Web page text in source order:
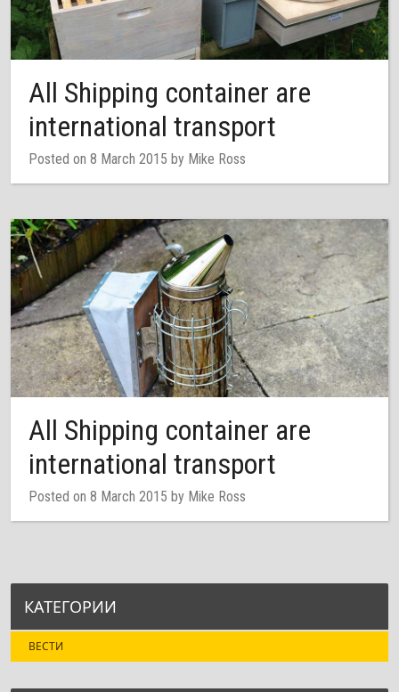
All Shipping container are
international transport
Posted on 8 March 2015 by Mike Ross
All Shipping container are
international transport
Posted on 8 March 2015 by Mike Ross
КАТЕГОРИИ
ВЕСТИ